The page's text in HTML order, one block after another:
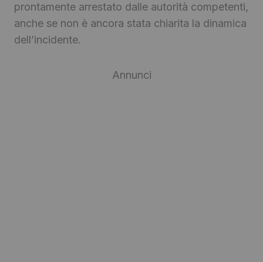
prontamente arrestato dalle autorità competenti,
anche se non è ancora stata chiarita la dinamica
dell’incidente.
Annunci